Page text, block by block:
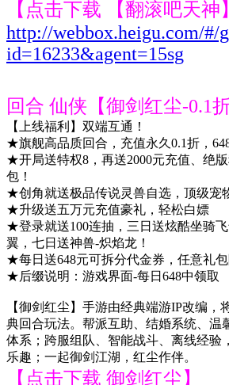
【点击下载 【翻滚吧天神】
http://webbox.heigu.com/#/
id=16233&agent=15sg
回合 仙侠【御剑红尘-0.1
【上线福利】双端互通！
★旗舰高品质回合，充值永久0.1折，648
★开局送特权8，再送2000元充值、绝
包！
★创角就送极品传说灵兽自选，顶级宠
★升级送五万元充值豪礼，轻松白嫖
★登录就送100连抽，三日送炫酷坐骑
翼，七日送神兽-炽焰龙！
★每日送648元可拆分代金券，任意礼
★后缀说明：游戏界面-每日648中领取
【御剑红尘】手游由经典端游IP改编，
典回合玩法。帮派互助、结婚系统、温
体系；跨服组队、智能战斗、离线经验
乐趣；一起御剑江湖，红尘作伴。
【点击下载 御剑红尘】